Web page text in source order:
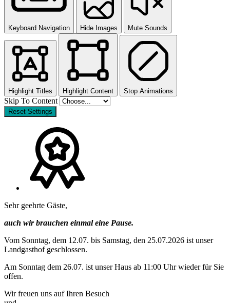
Keyboard Navigation Hide Images Mute Sounds
Highlight Titles Highlight Content Stop Animations
Skip To Content
Reset Settings
Sehr geehrte Gäste,
auch wir brauchen einmal eine Pause.
Vom Sonntag, dem 12.07. bis Samstag, den 25.07.2026 ist unser
Landgasthof geschlossen.
Am Sonntag dem 26.07. ist unser Haus ab 11:00 Uhr wieder für Sie
offen.
Wir freuen uns auf Ihren Besuch